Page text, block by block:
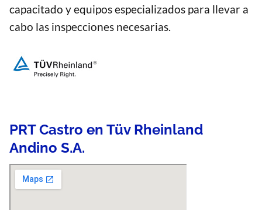
capacitado y equipos especializados para llevar a
cabo las inspecciones necesarias.
PRT Castro en Tüv Rheinland
Andino S.A.